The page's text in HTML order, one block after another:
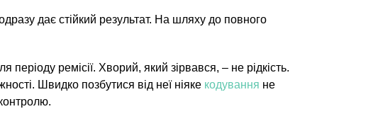
дає стійкий результат. На шляху до повного
ремісії. Хворий, який зірвався, – не рідкість.
Швидко позбутися від неї ніяке кодування не